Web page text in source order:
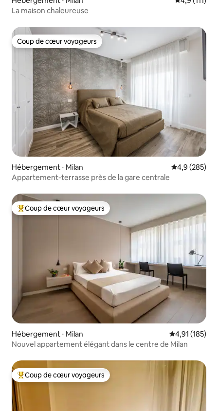
La maison chaleureuse
Coup de cœur voyageurs
Coup de cœur voyageurs
Hébergement ⋅ Milan Évaluation
4,9 (285)
Appartement-terrasse près de la gare centrale
Coups de cœur voyageurs les plus appréciés
Coup de cœur voyageurs
Hébergement ⋅ Milan Évaluation
4,91 (185)
Nouvel appartement élégant dans le centre de Milan
Coups de cœur voyageurs les plus appréciés
Coup de cœur voyageurs